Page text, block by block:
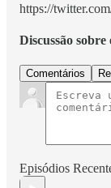
https://
Discussão sobre
Comentários
Episódios